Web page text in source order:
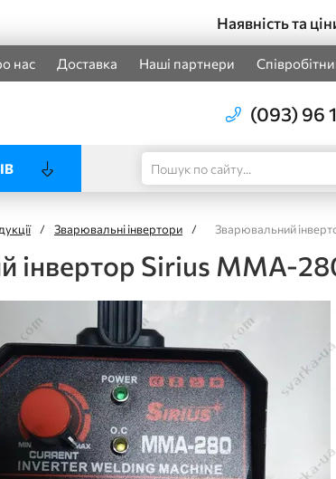
Наявність та
нас Доставка Наші партнери
(093) 96
/ Зварювальні інвертори / Зварювальний
інвертор Sirius MMA-